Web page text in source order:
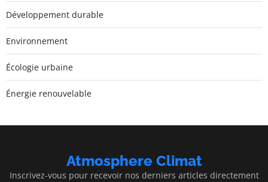
Développement durable
Environnement
Écologie urbaine
Énergie renouvelable
Atmosphere Climat
Inscrivez-vous pour recevoir nos derniers articles directement